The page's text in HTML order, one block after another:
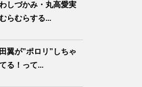
しづかみ・丸高愛実
らむらする...
翼が”ポロリ”しちゃ
る！って...